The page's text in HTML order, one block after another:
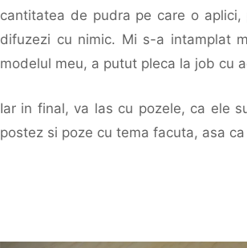
cantitatea de pudra pe care o
difuzezi cu nimic. Mi s-a intamplat
modelul meu, a putut pleca la job cu
Iar in final, va las cu pozele, ca ele
postez si poze cu tema facuta, asa